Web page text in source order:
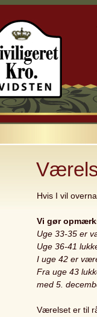
Hvis I vil
Vi gør
Uge 33-35 er
Uge 36-41
I uge 42 er
Fra uge 43
med 5.
Værelset er til